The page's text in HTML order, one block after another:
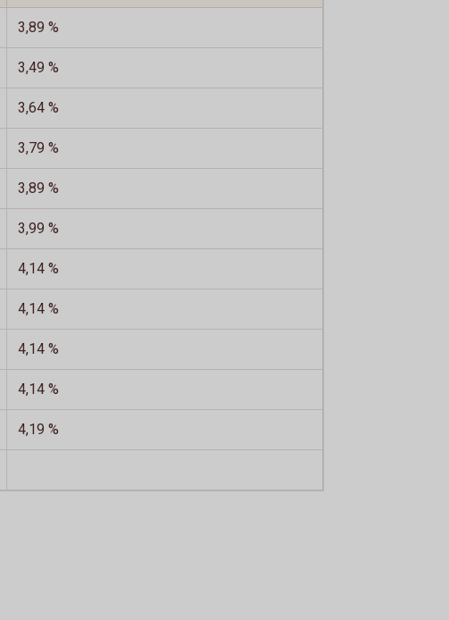
3,89 %
3,49 %
3,64 %
3,79 %
3,89 %
3,99 %
4,14 %
4,14 %
4,14 %
4,14 %
4,19 %